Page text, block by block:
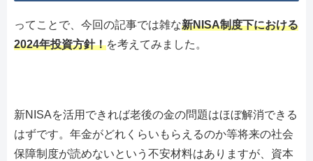
ってことで、今回の記事では雑な新NISA制度下における
2024年投資方針！を考えてみました。
新NISAを活用できれば老後の金の問題はほぼ解消できる
はずです。年金がどれくらいもらえるのか等将来の社会
保障制度が読めないという不安材料はありますが、資本